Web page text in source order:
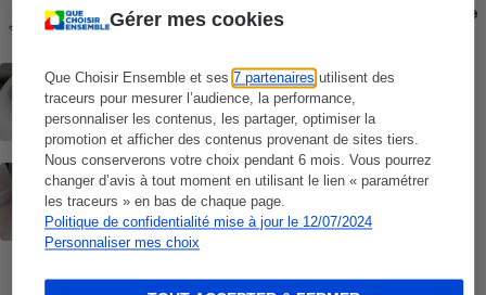
Gérer mes cookies
Que Choisir Ensemble et ses7 partenaires utilisent des
traceurs pour mesurer l’audience, la performance,
personnaliser les contenus, les partager, optimiser la
promotion et afficher des contenus provenant de sites tiers.
Nous conserverons votre choix pendant 6 mois. Vous pourrez
changer d’avis à tout moment en utilisant le lien « paramétrer
les traceurs » en bas de chaque page.
Politique de confidentialité mise à jour le 12/07/2024
Personnaliser mes choix
Silvercrest présente un risque d’incendie
ACTUALITÉ
Climatiseur sans tuyau (vidéo) - Que vaut
le FreshOne de Polara ?
ACTUALITÉ
Canicule - Attention aux rafraîchisseurs
d’air présentés comme des climatiseurs
mobiles sans tuyau